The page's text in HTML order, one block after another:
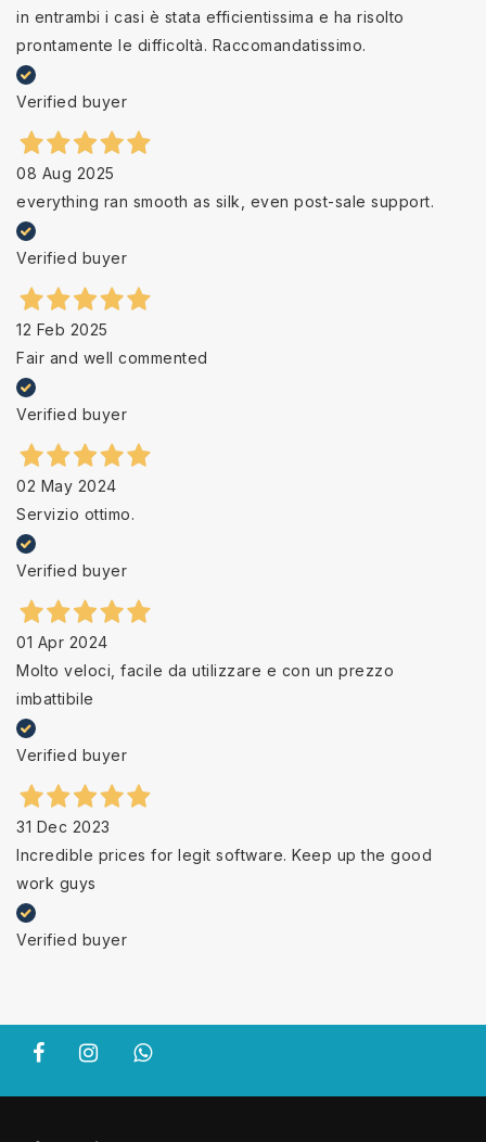
in entrambi i casi è stata efficientissima e ha risolto
prontamente le difficoltà. Raccomandatissimo.
Verified buyer
08 Aug 2025
everything ran smooth as silk, even post-sale support.
Verified buyer
12 Feb 2025
Fair and well commented
Verified buyer
02 May 2024
Servizio ottimo.
Verified buyer
01 Apr 2024
Molto veloci, facile da utilizzare e con un prezzo
imbattibile
Verified buyer
31 Dec 2023
Incredible prices for legit software. Keep up the good
work guys
Verified buyer